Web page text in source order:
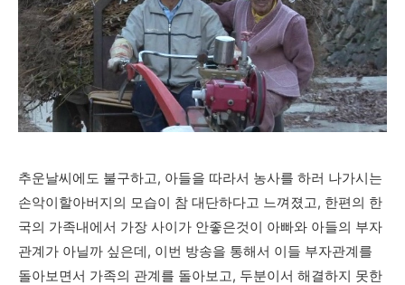
추운날씨에도 불구하고, 아들을 따라서 농사를 하러 나가시는
손악이할아버지의 모습이 참 대단하다고 느껴졌고, 한편의 한
국의 가족내에서 가장 사이가 안좋은것이 아빠와 아들의 부자
관계가 아닐까 싶은데, 이번 방송을 통해서 이들 부자관계를
돌아보면서 가족의 관계를 돌아보고, 두분이서 해결하지 못한